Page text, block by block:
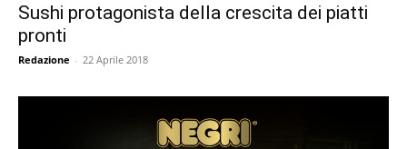
Sushi protagonista della crescita dei piatti
pronti
Redazione - 22 Aprile 2018